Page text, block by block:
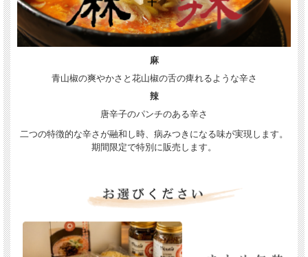
麻
青山椒の爽やかさと花山椒の舌の痺れるような辛さ
辣
唐辛子のパンチのある辛さ
二つの特徴的な辛さが融和し時、病みつきになる味が実現します。
期間限定で特別に販売します。